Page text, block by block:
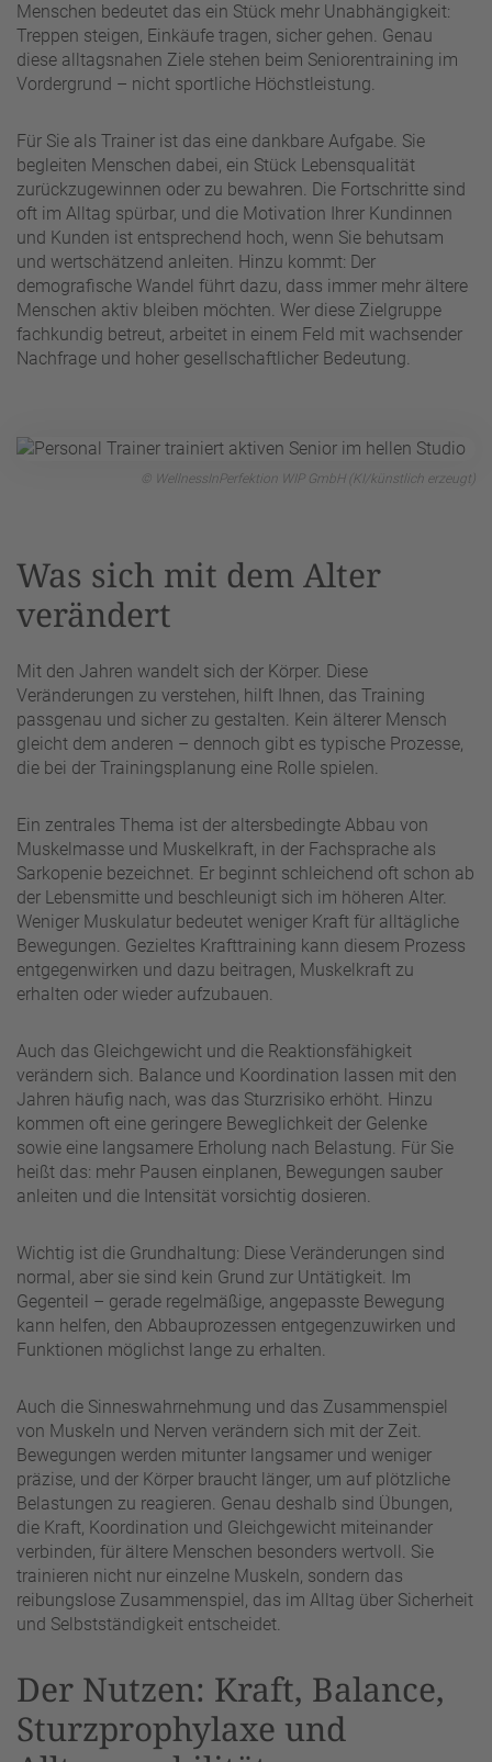
Menschen bedeutet das ein Stück mehr Unabhängigkeit:
Treppen steigen, Einkäufe tragen, sicher gehen. Genau
diese alltagsnahen Ziele stehen beim Seniorentraining im
Vordergrund – nicht sportliche Höchstleistung.
Für Sie als Trainer ist das eine dankbare Aufgabe. Sie
begleiten Menschen dabei, ein Stück Lebensqualität
zurückzugewinnen oder zu bewahren. Die Fortschritte sind
oft im Alltag spürbar, und die Motivation Ihrer Kundinnen
und Kunden ist entsprechend hoch, wenn Sie behutsam
und wertschätzend anleiten. Hinzu kommt: Der
demografische Wandel führt dazu, dass immer mehr ältere
Menschen aktiv bleiben möchten. Wer diese Zielgruppe
fachkundig betreut, arbeitet in einem Feld mit wachsender
Nachfrage und hoher gesellschaftlicher Bedeutung.
© WellnessInPerfektion WIP GmbH (KI/künstlich erzeugt)
Was sich mit dem Alter
verändert
Mit den Jahren wandelt sich der Körper. Diese
Veränderungen zu verstehen, hilft Ihnen, das Training
passgenau und sicher zu gestalten. Kein älterer Mensch
gleicht dem anderen – dennoch gibt es typische Prozesse,
die bei der Trainingsplanung eine Rolle spielen.
Ein zentrales Thema ist der altersbedingte Abbau von
Muskelmasse und Muskelkraft, in der Fachsprache als
Sarkopenie bezeichnet. Er beginnt schleichend oft schon ab
der Lebensmitte und beschleunigt sich im höheren Alter.
Weniger Muskulatur bedeutet weniger Kraft für alltägliche
Bewegungen. Gezieltes Krafttraining kann diesem Prozess
entgegenwirken und dazu beitragen, Muskelkraft zu
erhalten oder wieder aufzubauen.
Auch das Gleichgewicht und die Reaktionsfähigkeit
verändern sich. Balance und Koordination lassen mit den
Jahren häufig nach, was das Sturzrisiko erhöht. Hinzu
kommen oft eine geringere Beweglichkeit der Gelenke
sowie eine langsamere Erholung nach Belastung. Für Sie
heißt das: mehr Pausen einplanen, Bewegungen sauber
anleiten und die Intensität vorsichtig dosieren.
Wichtig ist die Grundhaltung: Diese Veränderungen sind
normal, aber sie sind kein Grund zur Untätigkeit. Im
Gegenteil – gerade regelmäßige, angepasste Bewegung
kann helfen, den Abbauprozessen entgegenzuwirken und
Funktionen möglichst lange zu erhalten.
Auch die Sinneswahrnehmung und das Zusammenspiel
von Muskeln und Nerven verändern sich mit der Zeit.
Bewegungen werden mitunter langsamer und weniger
präzise, und der Körper braucht länger, um auf plötzliche
Belastungen zu reagieren. Genau deshalb sind Übungen,
die Kraft, Koordination und Gleichgewicht miteinander
verbinden, für ältere Menschen besonders wertvoll. Sie
trainieren nicht nur einzelne Muskeln, sondern das
reibungslose Zusammenspiel, das im Alltag über Sicherheit
und Selbstständigkeit entscheidet.
Der Nutzen: Kraft, Balance,
Sturzprophylaxe und